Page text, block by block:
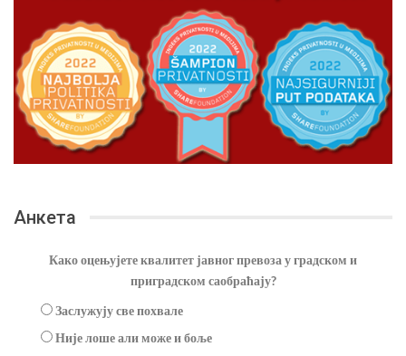
Анкета
Како оцењујете квалитет јавног превоза у градском и
приградском саобраћају?
Заслужују све похвале
Није лоше али може и боље